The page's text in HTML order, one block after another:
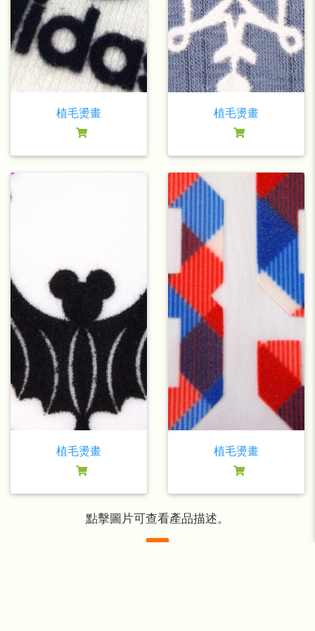
植毛燙畫 植毛燙畫
植毛燙畫 植毛燙畫
點擊圖片可查看產品描述。